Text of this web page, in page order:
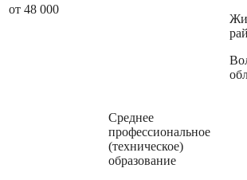
от 48 000
Среднее
профессиональное
(техническое)
образование